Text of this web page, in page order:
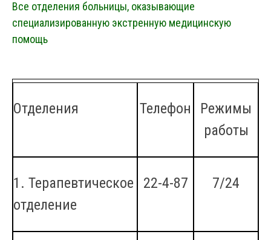
Все отделения больницы, оказывающие
специализированную экстренную медицинскую
помощь
Отделения Телефон
Режимы
работы
1. Терапевтическое
отделение
22-4-87 7/24